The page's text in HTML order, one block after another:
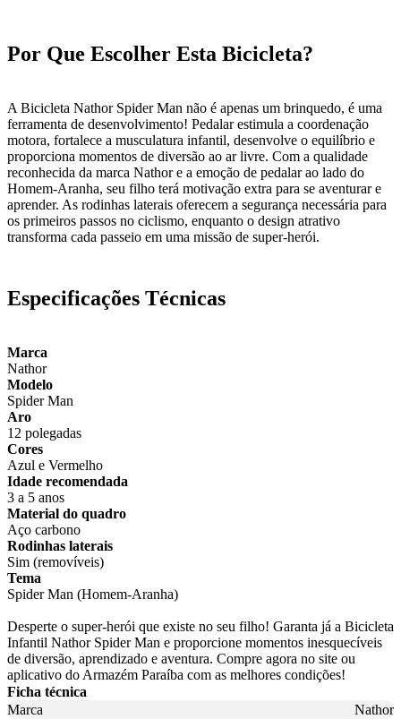
Por Que Escolher Esta Bicicleta?
A Bicicleta Nathor Spider Man não é apenas um brinquedo, é uma
ferramenta de desenvolvimento! Pedalar estimula a coordenação
motora, fortalece a musculatura infantil, desenvolve o equilíbrio e
proporciona momentos de diversão ao ar livre. Com a qualidade
reconhecida da marca Nathor e a emoção de pedalar ao lado do
Homem-Aranha, seu filho terá motivação extra para se aventurar e
aprender. As rodinhas laterais oferecem a segurança necessária para
os primeiros passos no ciclismo, enquanto o design atrativo
transforma cada passeio em uma missão de super-herói.
Especificações Técnicas
Marca
Nathor
Modelo
Spider Man
Aro
12 polegadas
Cores
Azul e Vermelho
Idade recomendada
3 a 5 anos
Material do quadro
Aço carbono
Rodinhas laterais
Sim (removíveis)
Tema
Spider Man (Homem-Aranha)
Desperte o super-herói que existe no seu filho! Garanta já a Bicicleta
Infantil Nathor Spider Man e proporcione momentos inesquecíveis
de diversão, aprendizado e aventura. Compre agora no site ou
aplicativo do Armazém Paraíba com as melhores condições!
Ficha técnica
Marca
Nathor